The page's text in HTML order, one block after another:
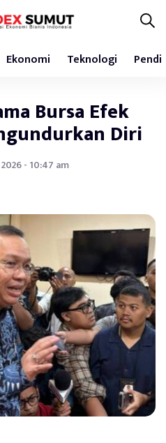
Ekonomi Teknologi
Bursa Efek
Diri
- 10:47 am